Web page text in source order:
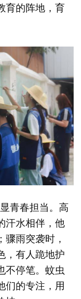
育的阵地，育
青春担当。高
汗水相伴，他
骤雨突袭时，
，有人跪地护
不停笔。蚊虫
们的专注，用